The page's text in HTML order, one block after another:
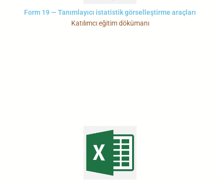
Form 19 — Tanımlayıcı istatistik görselleştirme araçları
Katılımcı eğitim dökümanı